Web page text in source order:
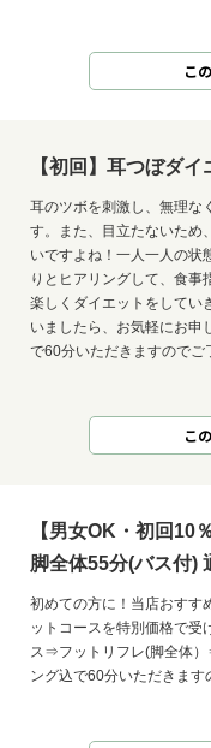
こ
【初回】耳つぼダ
耳のツボを刺激し、無理な
す。また、目立たないため
いですよね！一人一人の状
りとヒアリングして、食事
楽しくダイエットをしてい
いましたら、お気軽にお
で60分いただきますのでご
こ
【男女OK・初回10
脚全体55分(バス付)
初めての方に！当店おすす
ットコースを特別価格で
ス⇒フットリフレ(脚全体
ング込で60分いただきます